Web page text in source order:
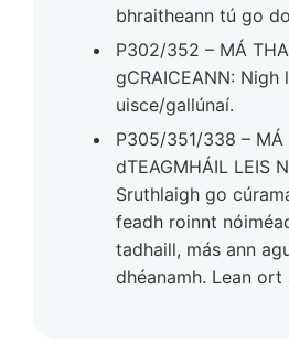
bhraitheann tú go
P302/352 – MÁ
gCRAICEANN: Nigh
uisce/gallúnaí.
P305/351/338 – MÁ
dTEAGMHÁIL LEIS
Sruthlaigh go
feadh roinnt
tadhaill, más ann
dhéanamh. Lean ort